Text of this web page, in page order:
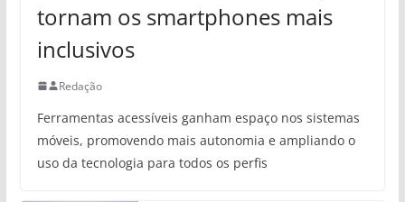
tornam os smartphones mais
inclusivos
Redação
Ferramentas acessíveis ganham espaço nos sistemas
móveis, promovendo mais autonomia e ampliando o
uso da tecnologia para todos os perfis